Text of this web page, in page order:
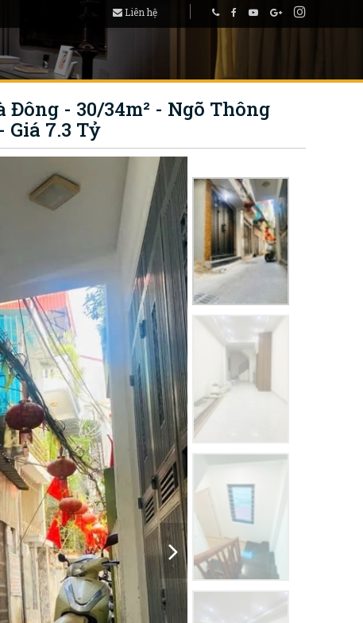
Liên hệ
Đông - 30/34m² - Ngõ Thông
7.3 Tỷ